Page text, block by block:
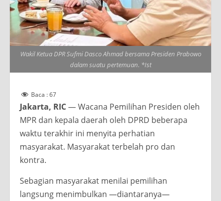
Wakil Ketua DPR Sufmi Dasco Ahmad bersama Presiden Prabowo
dalam suatu pertemuan. *Ist
Baca :67
Jakarta, RIC— Wacana Pemilihan Presiden oleh
MPR dan kepala daerah oleh DPRD beberapa
waktu terakhir ini menyita perhatian
masyarakat. Masyarakat terbelah pro dan
kontra.
Sebagian masyarakat menilai pemilihan
langsung menimbulkan —diantaranya—